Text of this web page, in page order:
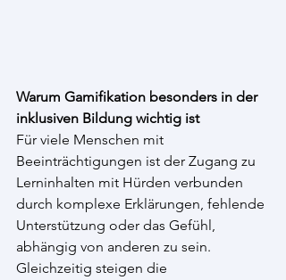
Warum Gamifikation besonders in der
inklusiven Bildung wichtig ist
Für viele Menschen mit
Beeinträchtigungen ist der Zugang zu
Lerninhalten mit Hürden verbunden
durch komplexe Erklärungen, fehlende
Unterstützung oder das Gefühl,
abhängig von anderen zu sein.
Gleichzeitig steigen die